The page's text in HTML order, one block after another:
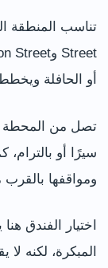
أو الحافلة
ومواقفها بالقرب
اختيار الفندق
المبكرة، لكنه